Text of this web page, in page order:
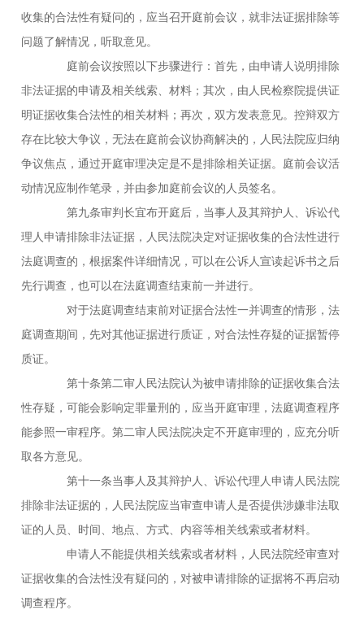
收集的合法性有疑问的，应当召开庭前会议，就非法证据排除等
问题了解情况，听取意见。
庭前会议按照以下步骤进行：首先，由申请人说明排除
非法证据的申请及相关线索、材料；其次，由人民检察院提供证
明证据收集合法性的相关材料；再次，双方发表意见。控辩双方
存在比较大争议，无法在庭前会议协商解决的，人民法院应归纳
争议焦点，通过开庭审理决定是不是排除相关证据。庭前会议活
动情况应制作笔录，并由参加庭前会议的人员签名。
第九条审判长宜布开庭后，当事人及其辩护人、诉讼代
理人申请排除非法证据，人民法院决定对证据收集的合法性进行
法庭调查的，根据案件详细情况，可以在公诉人宣读起诉书之后
先行调查，也可以在法庭调查结束前一并进行。
对于法庭调查结束前对证据合法性一并调查的情形，法
庭调查期间，先对其他证据进行质证，对合法性存疑的证据暂停
质证。
第十条第二审人民法院认为被申请排除的证据收集合法
性存疑，可能会影响定罪量刑的，应当开庭审理，法庭调查程序
能参照一审程序。第二审人民法院决定不开庭审理的，应充分听
取各方意见。
第十一条当事人及其辩护人、诉讼代理人申请人民法院
排除非法证据的，人民法院应当审查申请人是否提供涉嫌非法取
证的人员、时间、地点、方式、内容等相关线索或者材料。
申请人不能提供相关线索或者材料，人民法院经审查对
证据收集的合法性没有疑问的，对被申请排除的证据将不再启动
调查程序。